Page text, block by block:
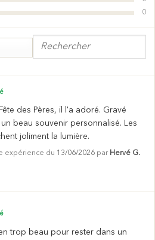
0
des Pères, il l'a adoré. Gravé
beau souvenir personnalisé. Les
joliment la lumière.
expérience du 13/06/2026 par Hervé G.
trop beau pour rester dans un